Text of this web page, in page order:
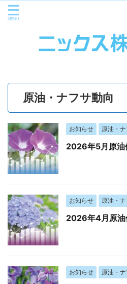
原油・ナフサ動向
お知らせ 原油・
2026年5月原油
お知らせ 原油・
2026年4月原油
お知らせ 原油・